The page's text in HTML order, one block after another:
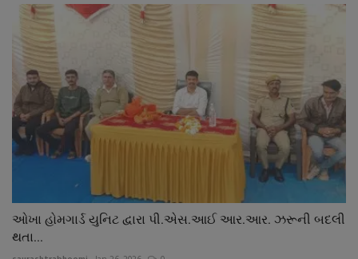
ઓખા હોમગાર્ડ યુનિટ દ્વારા પી.એસ.આઈ આર.આર. ઝરૂની બદલી
થતા...